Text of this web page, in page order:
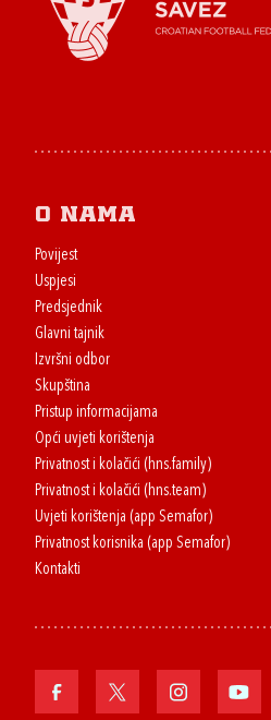
O nama
Povijest
Uspjesi
Predsjednik
Glavni tajnik
Izvršni odbor
Skupština
Pristup informacijama
Opći uvjeti korištenja
Privatnost i kolačići (hns.family)
Privatnost i kolačići (hns.team)
Uvjeti korištenja (app Semafor)
Privatnost korisnika (app Semafor)
Kontakti